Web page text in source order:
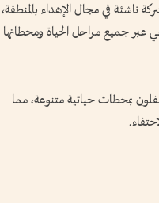
دولار بحلول عام 2031. ومع ذلك، وعلى الرغم من وجود أكثر من 200 شركة ناشئة في مجال الإهداء بالمنطقة،
عبر جميع مراحل الحياة ومحطاتها
بمحطات حياتية متنوعة، مما